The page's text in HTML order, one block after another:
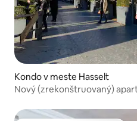
Kondo v meste Hasselt
Nový (zrekonštruovaný)